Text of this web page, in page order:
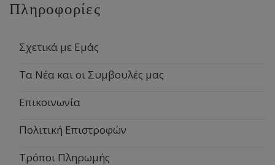
Πληροφορίες
Σχετικά με Εμάς
Τα Νέα και οι Συμβουλές μας
Επικοινωνία
Πολιτική Επιστροφών
Τρόποι Πληρωμής